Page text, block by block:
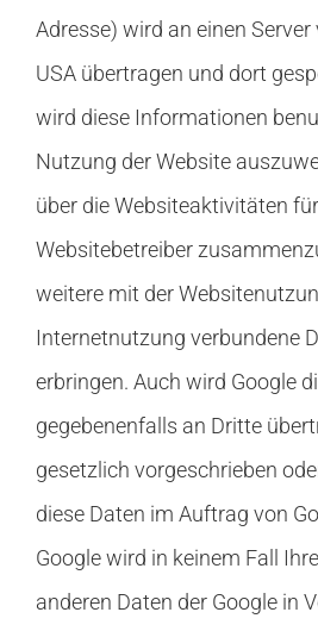
Adresse) wird an einen Server
USA übertragen und dort
wird diese Informationen
Nutzung der Website
über die Websiteaktivitäten
Websitebetreiber
weitere mit der
Internetnutzung verbundene
erbringen. Auch wird Google
gegebenenfalls an Dritte
gesetzlich vorgeschrieben
diese Daten im Auftrag von
Google wird in keinem Fall
anderen Daten der Google in